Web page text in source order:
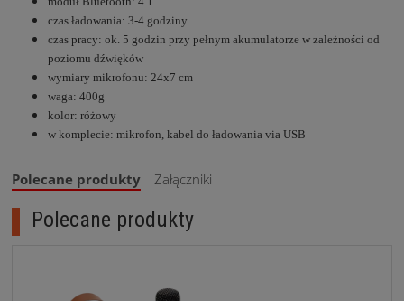
czas ładowania: 3-4 godziny
czas pracy: ok. 5 godzin przy pełnym akumulatorze w zależności od
poziomu dźwięków
wymiary mikrofonu: 24x7 cm
waga: 400g
kolor: różowy
w komplecie: mikrofon, kabel do ładowania via USB
Polecane produkty Załączniki
Polecane produkty